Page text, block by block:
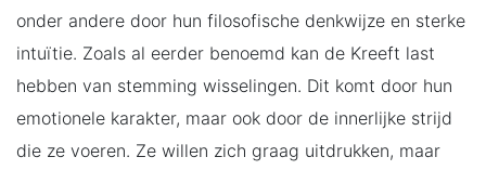
onder andere door hun filosofische denkwijze en sterke
intuïtie. Zoals al eerder benoemd kan de Kreeft last
hebben van stemming wisselingen. Dit komt door hun
emotionele karakter, maar ook door de innerlijke strijd
die ze voeren. Ze willen zich graag uitdrukken, maar